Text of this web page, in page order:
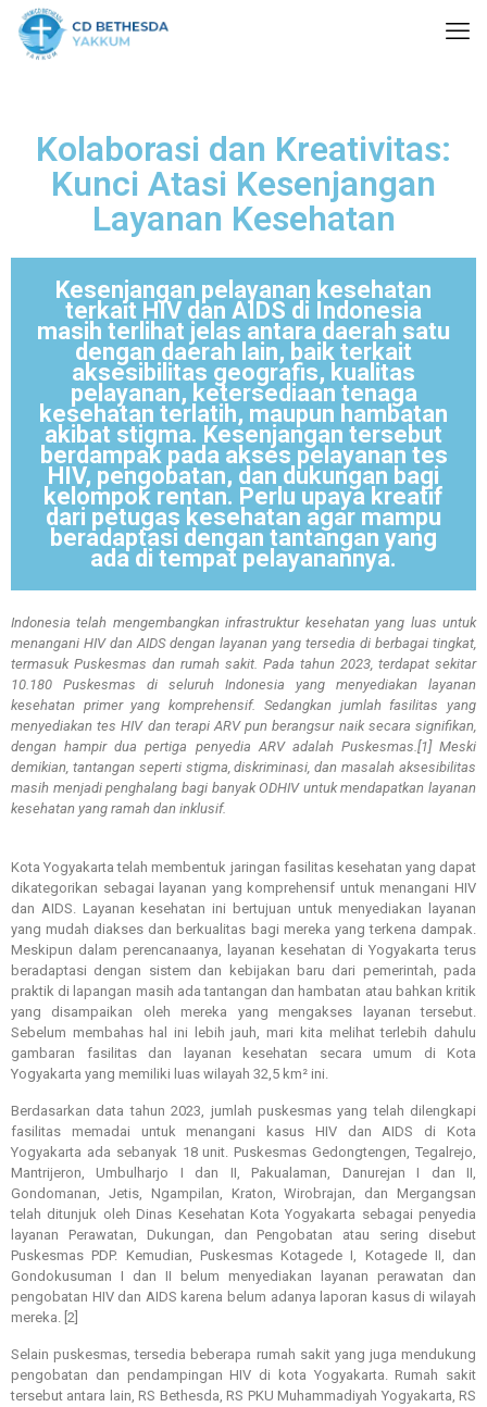
Kolaborasi dan Kreativitas:
Kunci Atasi Kesenjangan
Layanan Kesehatan
Kesenjangan pelayanan kesehatan
terkait HIV dan AIDS di Indonesia
masih terlihat jelas antara daerah satu
dengan daerah lain, baik terkait
aksesibilitas geografis, kualitas
pelayanan, ketersediaan tenaga
kesehatan terlatih, maupun hambatan
akibat stigma. Kesenjangan tersebut
berdampak pada akses pelayanan tes
HIV, pengobatan, dan dukungan bagi
kelompok rentan. Perlu upaya kreatif
dari petugas kesehatan agar mampu
beradaptasi dengan tantangan yang
ada di tempat pelayanannya.
Indonesia telah mengembangkan infrastruktur kesehatan yang luas untuk
menangani HIV dan AIDS dengan layanan yang tersedia di berbagai tingkat,
termasuk Puskesmas dan rumah sakit. Pada tahun 2023, terdapat sekitar
10.180 Puskesmas di seluruh Indonesia yang menyediakan layanan
kesehatan primer yang komprehensif. Sedangkan jumlah fasilitas yang
menyediakan tes HIV dan terapi ARV pun berangsur naik secara signifikan,
dengan hampir dua pertiga penyedia ARV adalah Puskesmas.[1] Meski
demikian, tantangan seperti stigma, diskriminasi, dan masalah aksesibilitas
masih menjadi penghalang bagi banyak ODHIV untuk mendapatkan layanan
kesehatan yang ramah dan inklusif.
Kota Yogyakarta telah membentuk jaringan fasilitas kesehatan yang dapat
dikategorikan sebagai layanan yang komprehensif untuk menangani HIV
dan AIDS. Layanan kesehatan ini bertujuan untuk menyediakan layanan
yang mudah diakses dan berkualitas bagi mereka yang terkena dampak.
Meskipun dalam perencanaanya, layanan kesehatan di Yogyakarta terus
beradaptasi dengan sistem dan kebijakan baru dari pemerintah, pada
praktik di lapangan masih ada tantangan dan hambatan atau bahkan kritik
yang disampaikan oleh mereka yang mengakses layanan tersebut.
Sebelum membahas hal ini lebih jauh, mari kita melihat terlebih dahulu
gambaran fasilitas dan layanan kesehatan secara umum di Kota
Yogyakarta yang memiliki luas wilayah 32,5 km² ini.
Berdasarkan data tahun 2023, jumlah puskesmas yang telah dilengkapi
fasilitas memadai untuk menangani kasus HIV dan AIDS di Kota
Yogyakarta ada sebanyak 18 unit. Puskesmas Gedongtengen, Tegalrejo,
Mantrijeron, Umbulharjo I dan II, Pakualaman, Danurejan I dan II,
Gondomanan, Jetis, Ngampilan, Kraton, Wirobrajan, dan Mergangsan
telah ditunjuk oleh Dinas Kesehatan Kota Yogyakarta sebagai penyedia
layanan Perawatan, Dukungan, dan Pengobatan atau sering disebut
Puskesmas PDP. Kemudian, Puskesmas Kotagede I, Kotagede II, dan
Gondokusuman I dan II belum menyediakan layanan perawatan dan
pengobatan HIV dan AIDS karena belum adanya laporan kasus di wilayah
mereka. [2]
Selain puskesmas, tersedia beberapa rumah sakit yang juga mendukung
pengobatan dan pendampingan HIV di kota Yogyakarta. Rumah sakit
tersebut antara lain, RS Bethesda, RS PKU Muhammadiyah Yogyakarta, RS